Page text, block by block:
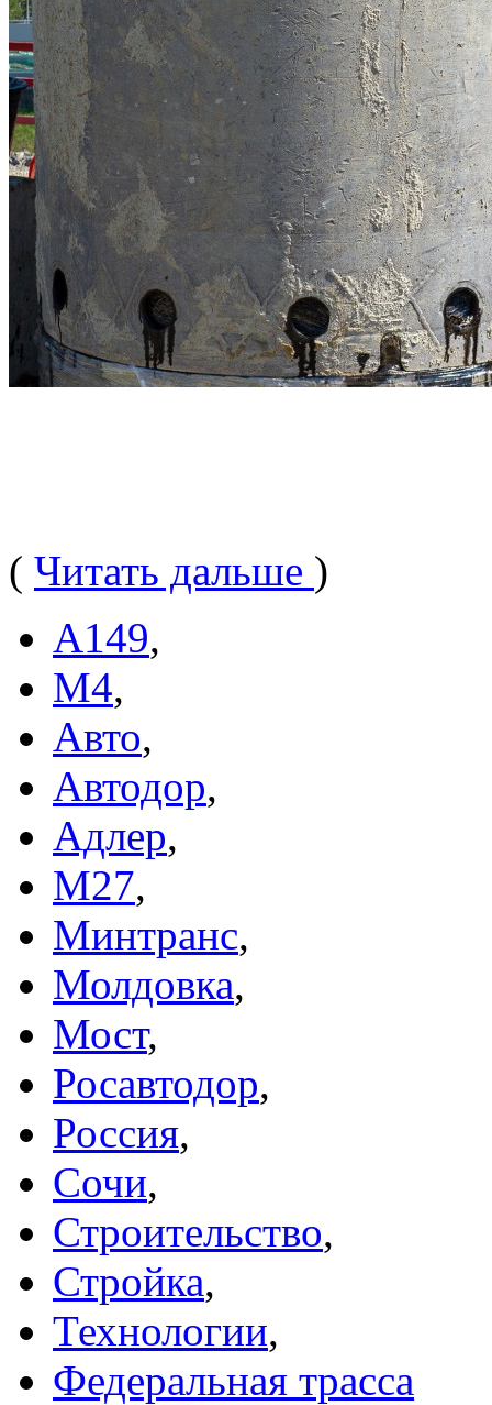
( Читать дальше )
А149,
М4,
Авто,
Автодор,
Адлер,
М27,
Минтранс,
Молдовка,
Мост,
Росавтодор,
Россия,
Сочи,
Строительство,
Стройка,
Технологии,
Федеральная трасса